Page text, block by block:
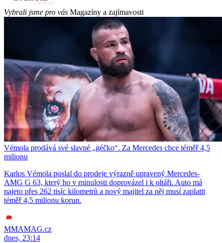
Vybrali jsme pro vás Magazíny a zajímavosti
Vémola prodává své slavné „géčko“. Za Mercedes chce téměř 4,5
milionu
Karlos Vémola poslal do prodeje výrazně upravený Mercedes-
AMG G 63, který ho v minulosti doprovázel i k oltáři. Auto má
najeto přes 262 tisíc kilometrů a nový majitel za něj musí zaplatit
téměř 4,5 milionu korun.
MMAMAG.cz
dnes, 23:14